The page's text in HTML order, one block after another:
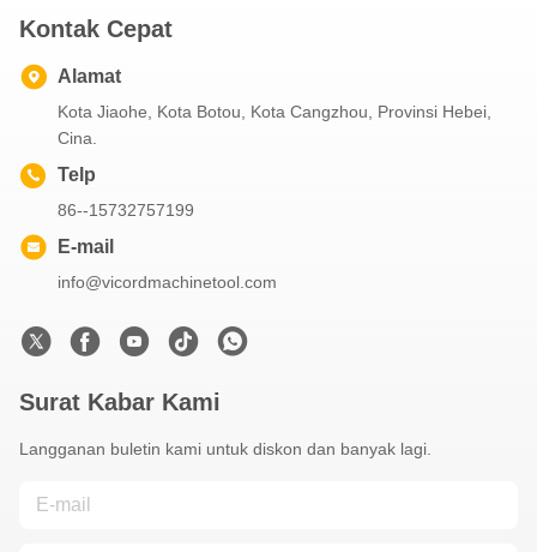
Kontak Cepat
Alamat
Kota Jiaohe, Kota Botou, Kota Cangzhou, Provinsi Hebei,
Cina.
Telp
86--15732757199
E-mail
info@vicordmachinetool.com
Surat Kabar Kami
Langganan buletin kami untuk diskon dan banyak lagi.